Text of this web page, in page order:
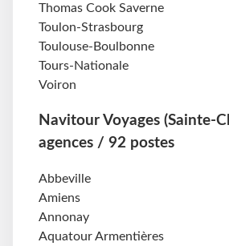
Thomas Cook Saverne
Toulon-Strasbourg
Toulouse-Boulbonne
Tours-Nationale
Voiron
Navitour Voyages (Sainte-
agences / 92 postes
Abbeville
Amiens
Annonay
Aquatour Armentières